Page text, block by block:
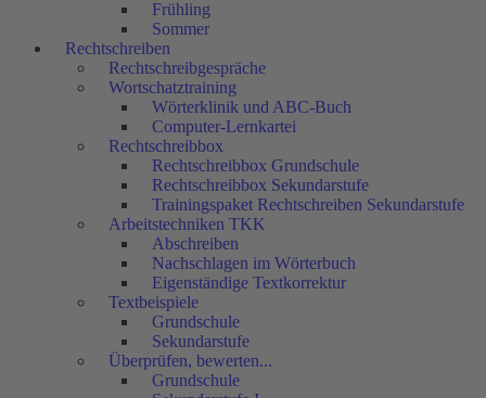
Frühling
Sommer
Rechtschreiben
Rechtschreibgespräche
Wortschatztraining
Wörterklinik und ABC-Buch
Computer-Lernkartei
Rechtschreibbox
Rechtschreibbox Grundschule
Rechtschreibbox Sekundarstufe
Trainingspaket Rechtschreiben Sekundarstufe
Arbeitstechniken TKK
Abschreiben
Nachschlagen im Wörterbuch
Eigenständige Textkorrektur
Textbeispiele
Grundschule
Sekundarstufe
Überprüfen, bewerten...
Grundschule